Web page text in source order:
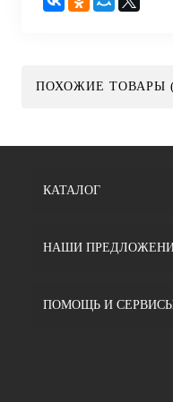
ПОХОЖИЕ ТОВАРЫ
КАТАЛОГ
НАШИ
ПОМОЩЬ И